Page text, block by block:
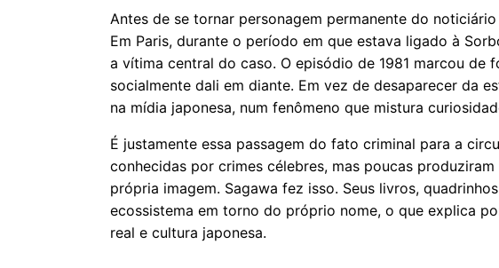
Antes de se tornar personagem permanente do
Em Paris, durante o período em que estava ligado à
a vítima central do caso. O episódio de 1981 marcou de
socialmente dali em diante. Em vez de desaparecer da
na mídia japonesa, num fenômeno que mistura
É justamente essa passagem do fato criminal para a
conhecidas por crimes célebres, mas poucas
própria imagem. Sagawa fez isso. Seus livros,
ecossistema em torno do próprio nome, o que explica
real e cultura japonesa.